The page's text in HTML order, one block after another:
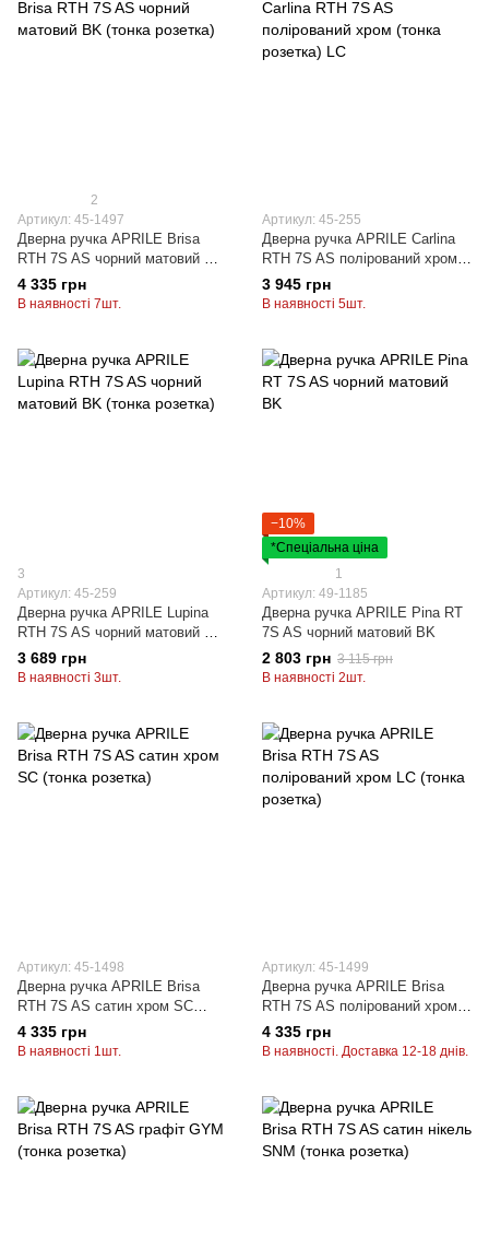
2
Артикул: 45-1497
Дверна ручка APRILE Brisa
RTH 7S AS чорний матовий BK
(тонка розетка)
4 335 грн
В наявності 7шт.
Артикул: 45-255
Дверна ручка APRILE Carlina
RTH 7S AS полірований хром
(тонка розетка) LC
3 945 грн
В наявності 5шт.
3
Артикул: 45-259
Дверна ручка APRILE Lupina
RTH 7S AS чорний матовий BK
(тонка розетка)
3 689 грн
В наявності 3шт.
−10%
*Спеціальна ціна
1
Артикул: 49-1185
Дверна ручка APRILE Pina RT
7S AS чорний матовий BK
2 803 грн 3 115 грн
В наявності 2шт.
Артикул: 45-1498
Дверна ручка APRILE Brisa
RTH 7S AS сатин хром SC
(тонка розетка)
4 335 грн
В наявності 1шт.
Артикул: 45-1499
Дверна ручка APRILE Brisa
RTH 7S AS полірований хром
LC (тонка розетка)
4 335 грн
В наявності. Доставка 12-18 днів.